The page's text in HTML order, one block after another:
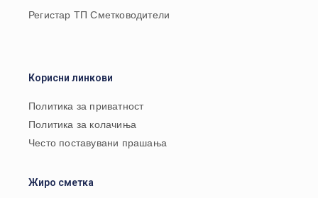
Регистар ТП Сметководители
Корисни линкови
Политика за приватност
Политика за колачиња
Често поставувани прашања
Жиро сметка